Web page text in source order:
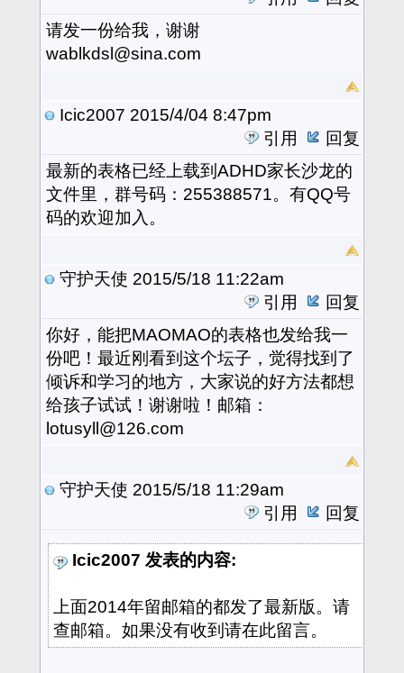
请发一份给我，谢谢
wablkdsl@sina.com
Icic2007 2015/4/04 8:47pm
引用
回复
最新的表格已经上载到ADHD家长沙龙的
文件里，群号码：255388571。有QQ号
码的欢迎加入。
守护天使 2015/5/18 11:22am
引用
回复
你好，能把MAOMAO的表格也发给我一
份吧！最近刚看到这个坛子，觉得找到了
倾诉和学习的地方，大家说的好方法都想
给孩子试试！谢谢啦！邮箱：
lotusyll@126.com
守护天使 2015/5/18 11:29am
引用
回复
Icic2007 发表的内容:
上面2014年留邮箱的都发了最新版。请
查邮箱。如果没有收到请在此留言。